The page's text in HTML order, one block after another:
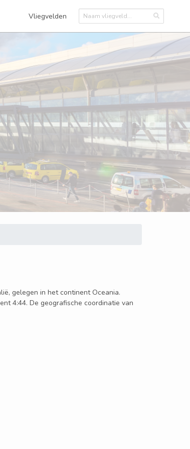
Vliegvelden
gelegen in het continent Oceania.
4:44. De geografische coordinatie van